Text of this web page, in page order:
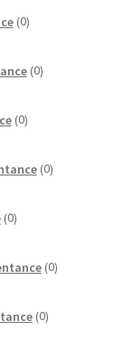
0izdelkov
0izdelkov
0izdelkov
0izdelkov
0izdelkov
0izdelkov
0izdelkov